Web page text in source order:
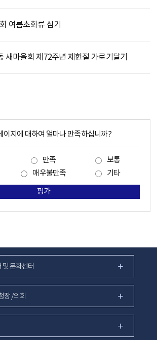
여름초화류 심기
새마을회 제72주년 제헌절 가로기달기
이지에 대하여 얼마나 만족하십니까?
만족
보통
매우불만족 기타
평가
및 문화센터
장 /의회